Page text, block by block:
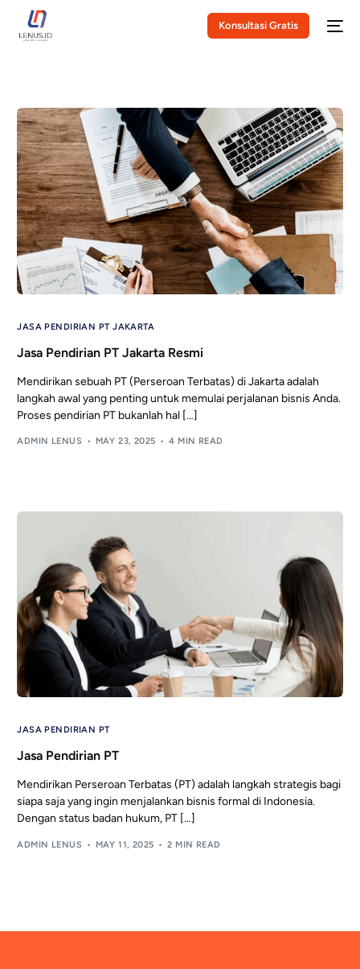
Konsultasi Gratis
JASA PENDIRIAN PT JAKARTA
Jasa Pendirian PT Jakarta Resmi
Mendirikan sebuah PT (Perseroan Terbatas) di Jakarta adalah
langkah awal yang penting untuk memulai perjalanan bisnis Anda.
Proses pendirian PT bukanlah hal […]
ADMIN LENUS MAY 23, 2025 4 MIN READ
JASA PENDIRIAN PT
Jasa Pendirian PT
Mendirikan Perseroan Terbatas (PT) adalah langkah strategis bagi
siapa saja yang ingin menjalankan bisnis formal di Indonesia.
Dengan status badan hukum, PT […]
ADMIN LENUS MAY 11, 2025 2 MIN READ